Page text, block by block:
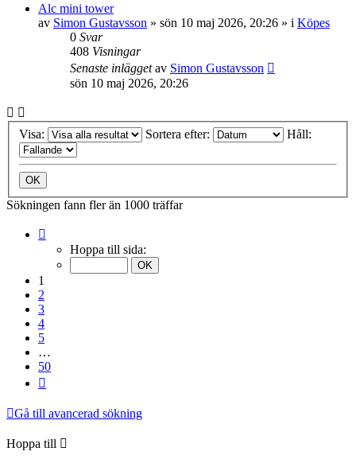
Alc mini tower
av Simon Gustavsson » sön 10 maj 2026, 20:26 » i Köpes
0 Svar
408 Visningar
Senaste inläggetav Simon Gustavsson
sön 10 maj 2026, 20:26
Visa: Sortera efter: Håll:
Sökningen fann fler än 1000 träffar
Hoppa till sida:
1
2
3
4
5
…
50
Gå till avancerad sökning
Hoppa till